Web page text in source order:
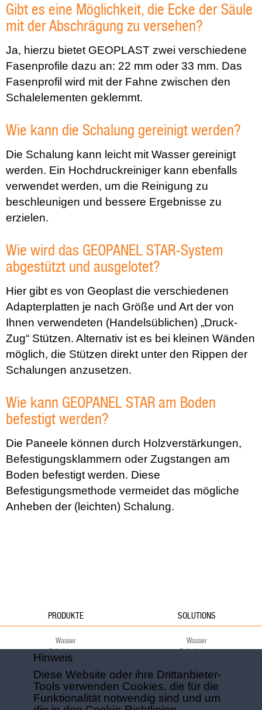
Gibt es eine Möglichkeit, die Ecke der Säule
mit der Abschrägung zu versehen?
Ja, hierzu bietet GEOPLAST zwei verschiedene
Fasenprofile dazu an: 22 mm oder 33 mm. Das
Fasenprofil wird mit der Fahne zwischen den
Schalelementen geklemmt.
Wie kann die Schalung gereinigt werden?
Die Schalung kann leicht mit Wasser gereinigt
werden. Ein Hochdruckreiniger kann ebenfalls
verwendet werden, um die Reinigung zu
beschleunigen und bessere Ergebnisse zu
erzielen.
Wie wird das GEOPANEL STAR-System
abgestützt und ausgelotet?
Hier gibt es von Geoplast die verschiedenen
Adapterplatten je nach Größe und Art der von
Ihnen verwendeten (Handelsüblichen) „Druck-
Zug“ Stützen. Alternativ ist es bei kleinen Wänden
möglich, die Stützen direkt unter den Rippen der
Schalungen anzusetzen.
Wie kann GEOPANEL STAR am Boden
befestigt werden?
Die Paneele können durch Holzverstärkungen,
Befestigungsklammern oder Zugstangen am
Boden befestigt werden. Diese
Befestigungsmethode vermeidet das mögliche
Anheben der (leichten) Schalung.
PRODUKTE
Wasser
Schalungen
Fundamente
Decke
Grün
Umwelt
Sport
SOLUTIONS
Wasser
Schalungen
Decke
Grün
Umwelt
Hinweis
Diese Website oder ihre Drittanbieter-
Tools verwenden Cookies, die für die
Funktionalität notwendig sind und um